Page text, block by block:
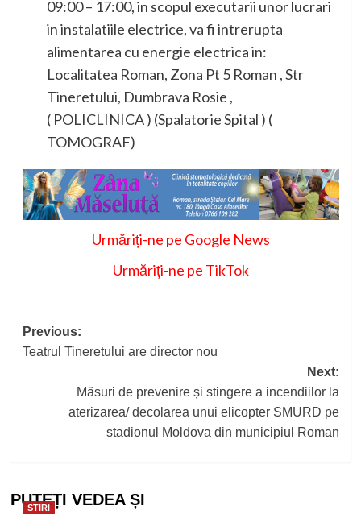
09:00 – 17:00, in scopul executarii unor lucrari
in instalatiile electrice, va fi intrerupta
alimentarea cu energie electrica in:
Localitatea Roman, Zona Pt 5 Roman , Str
Tineretului, Dumbrava Rosie ,
( POLICLINICA ) (Spalatorie Spital ) (
TOMOGRAF)
Urmăriți-ne pe Google News
Urmăriți-ne pe TikTok
Post
navigation
Previous:
Teatrul Tineretului are director nou
Next:
Măsuri de prevenire și stingere a incendiilor la
aterizarea/ decolarea unui elicopter SMURD pe
stadionul Moldova din municipiul Roman
PUTEȚI VEDEA ȘI
STIRI